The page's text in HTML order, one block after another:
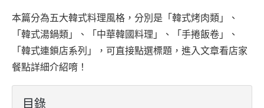
本篇分為五大韓式料理風格，分別是「韓式烤肉類」、
「韓式湯鍋類」、「中華韓國料理」、「手捲飯卷」、
「韓式連鎖店系列」，可直接點選標題，進入文章看店家
餐點詳細介紹唷！